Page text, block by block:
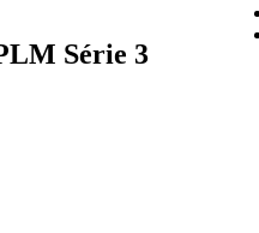
Série 3